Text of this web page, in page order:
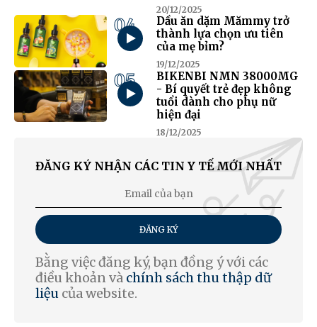
20/12/2025
04
Dầu ăn dặm Mămmy trở
thành lựa chọn ưu tiên
của mẹ bỉm?
19/12/2025
05
BIKENBI NMN 38000MG
- Bí quyết trẻ đẹp không
tuổi dành cho phụ nữ
hiện đại
18/12/2025
ĐĂNG KÝ NHẬN CÁC TIN Y TẾ MỚI NHẤT
ĐĂNG KÝ
Bằng việc đăng ký, bạn đồng ý với các
điều khoản và chính sách thu thập dữ
liệu của website.